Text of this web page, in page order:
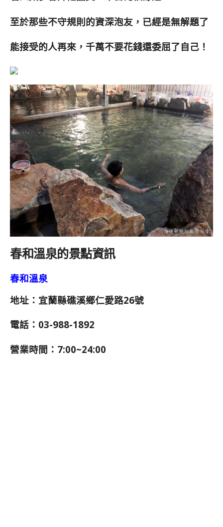
至於那些不守規則的資深泡友，已經是無解題了
能接受的人再來，千萬不要花錢還委屈了自己！
春和溫泉的景點資訊
春和溫泉
地址：宜蘭縣礁溪鄉仁愛路26號
電話：03-988-1892
營業時間：7:00~24:00